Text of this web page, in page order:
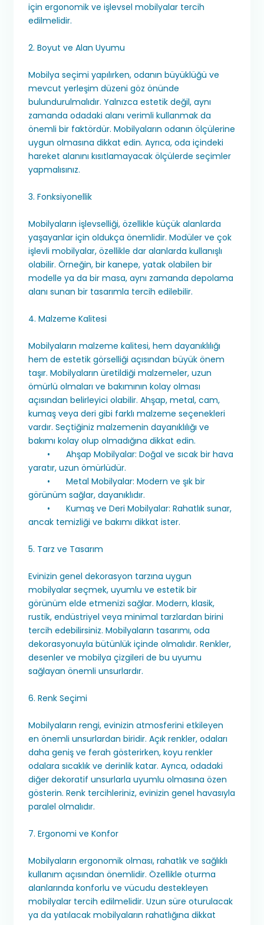
için ergonomik ve işlevsel mobilyalar tercih
edilmelidir.
2. Boyut ve Alan Uyumu
Mobilya seçimi yapılırken, odanın büyüklüğü ve
mevcut yerleşim düzeni göz önünde
bulundurulmalıdır. Yalnızca estetik değil, aynı
zamanda odadaki alanı verimli kullanmak da
önemli bir faktördür. Mobilyaların odanın ölçülerine
uygun olmasına dikkat edin. Ayrıca, oda içindeki
hareket alanını kısıtlamayacak ölçülerde seçimler
yapmalısınız.
3. Fonksiyonellik
Mobilyaların işlevselliği, özellikle küçük alanlarda
yaşayanlar için oldukça önemlidir. Modüler ve çok
işlevli mobilyalar, özellikle dar alanlarda kullanışlı
olabilir. Örneğin, bir kanepe, yatak olabilen bir
modelle ya da bir masa, aynı zamanda depolama
alanı sunan bir tasarımla tercih edilebilir.
4. Malzeme Kalitesi
Mobilyaların malzeme kalitesi, hem dayanıklılığı
hem de estetik görselliği açısından büyük önem
taşır. Mobilyaların üretildiği malzemeler, uzun
ömürlü olmaları ve bakımının kolay olması
açısından belirleyici olabilir. Ahşap, metal, cam,
kumaş veya deri gibi farklı malzeme seçenekleri
vardır. Seçtiğiniz malzemenin dayanıklılığı ve
bakımı kolay olup olmadığına dikkat edin.
•
Ahşap Mobilyalar: Doğal ve sıcak bir hava
yaratır, uzun ömürlüdür.
•
Metal Mobilyalar: Modern ve şık bir
görünüm sağlar, dayanıklıdır.
•
Kumaş ve Deri Mobilyalar: Rahatlık sunar,
ancak temizliği ve bakımı dikkat ister.
5. Tarz ve Tasarım
Evinizin genel dekorasyon tarzına uygun
mobilyalar seçmek, uyumlu ve estetik bir
görünüm elde etmenizi sağlar. Modern, klasik,
rustik, endüstriyel veya minimal tarzlardan birini
tercih edebilirsiniz. Mobilyaların tasarımı, oda
dekorasyonuyla bütünlük içinde olmalıdır. Renkler,
desenler ve mobilya çizgileri de bu uyumu
sağlayan önemli unsurlardır.
6. Renk Seçimi
Mobilyaların rengi, evinizin atmosferini etkileyen
en önemli unsurlardan biridir. Açık renkler, odaları
daha geniş ve ferah gösterirken, koyu renkler
odalara sıcaklık ve derinlik katar. Ayrıca, odadaki
diğer dekoratif unsurlarla uyumlu olmasına özen
gösterin. Renk tercihleriniz, evinizin genel havasıyla
paralel olmalıdır.
7. Ergonomi ve Konfor
Mobilyaların ergonomik olması, rahatlık ve sağlıklı
kullanım açısından önemlidir. Özellikle oturma
alanlarında konforlu ve vücudu destekleyen
mobilyalar tercih edilmelidir. Uzun süre oturulacak
ya da yatılacak mobilyaların rahatlığına dikkat